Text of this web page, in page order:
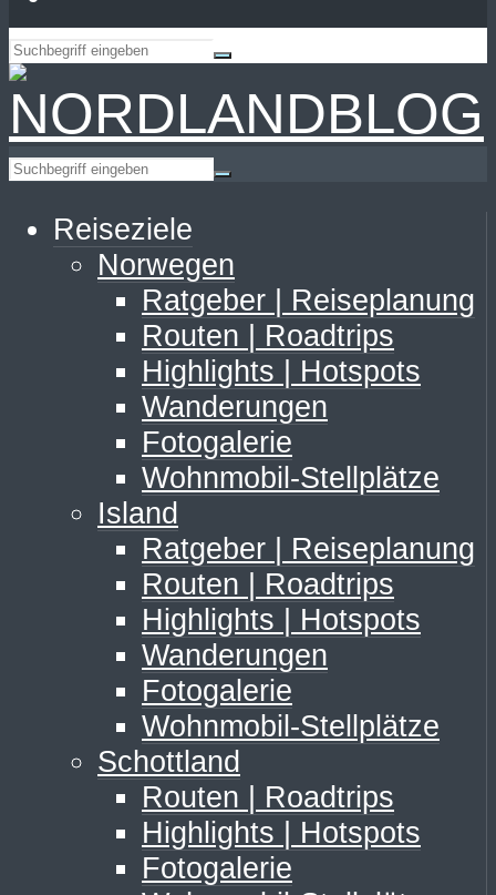
Reiseziele
Norwegen
Ratgeber | Reiseplanung
Routen | Roadtrips
Highlights | Hotspots
Wanderungen
Fotogalerie
Wohnmobil-Stellplätze
Island
Ratgeber | Reiseplanung
Routen | Roadtrips
Highlights | Hotspots
Wanderungen
Fotogalerie
Wohnmobil-Stellplätze
Schottland
Routen | Roadtrips
Highlights | Hotspots
Fotogalerie